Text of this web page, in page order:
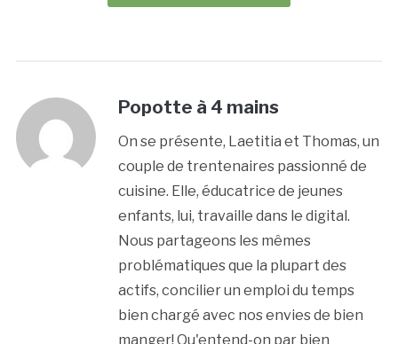
Popotte à 4 mains
On se présente, Laetitia et Thomas, un
couple de trentenaires passionné de
cuisine. Elle, éducatrice de jeunes
enfants, lui, travaille dans le digital.
Nous partageons les mêmes
problématiques que la plupart des
actifs, concilier un emploi du temps
bien chargé avec nos envies de bien
manger! Qu'entend-on par bien